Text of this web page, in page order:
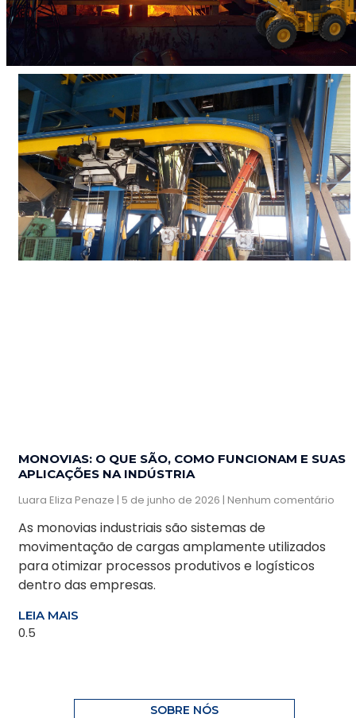
MONOVIAS: O QUE SÃO, COMO FUNCIONAM E SUAS
APLICAÇÕES NA INDÚSTRIA
Luara Eliza Penaze 5 de junho de 2026 Nenhum comentário
As monovias industriais são sistemas de
movimentação de cargas amplamente utilizados
para otimizar processos produtivos e logísticos
dentro das empresas.
LEIA MAIS
SOBRE NÓS